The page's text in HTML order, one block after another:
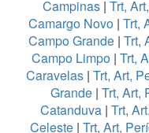
Campinas| Trt,
Camargo Novo | Trt,
Campo Grande| Trt,
Campo Limpo | Trt,
Caravelas| Trt, Art,
Grande| Trt, Art,
Catanduva | Trt,
Celeste| Trt, Art,